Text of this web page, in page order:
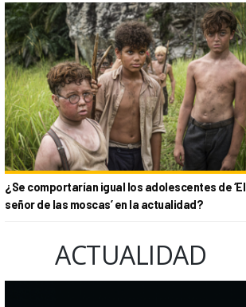
¿Se comportarían igual los adolescentes de ‘El
señor de las moscas’ en la actualidad?
ACTUALIDAD